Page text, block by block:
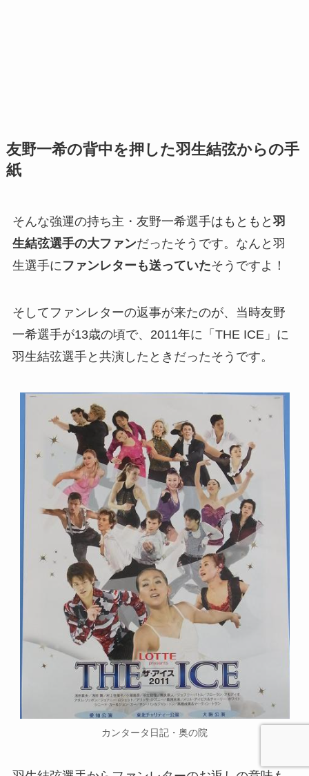
友野一希の背中を押した羽生結弦からの手
紙
そんな強運の持ち主・友野一希選手はもともと 羽
生結弦選手の大ファンだったそうです。なんと羽
生選手にファンレターも送っていたそうですよ！
そしてファンレターの返事が来たのが、当時友野
一希選手が13歳の頃で、2011年に「THE ICE」に
羽生結弦選手と共演したときだったそうです。
カンタータ日記・奥の院